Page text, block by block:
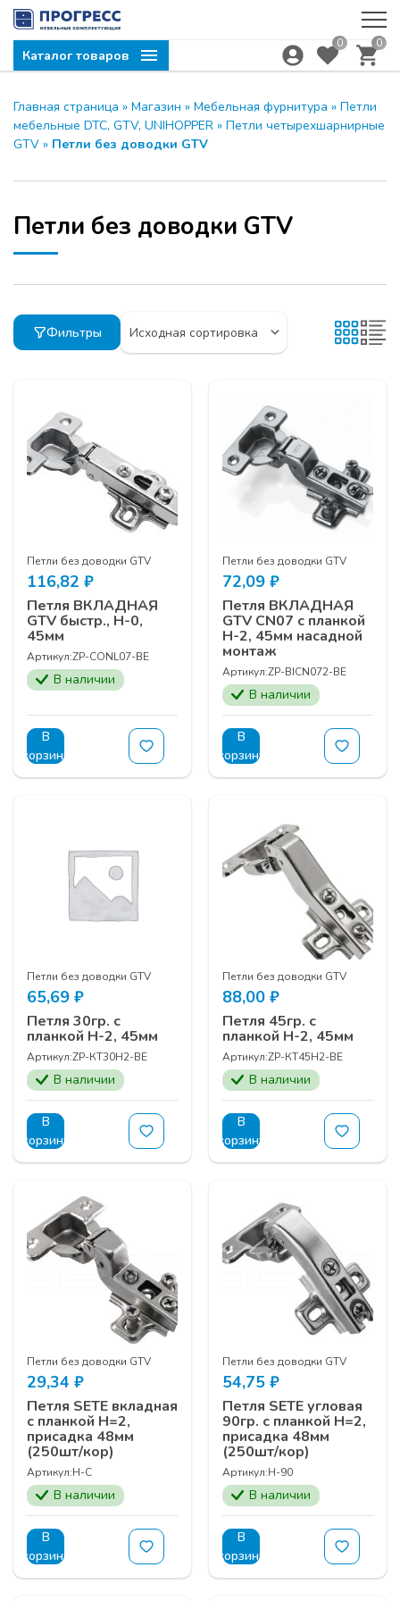
Каталог товаров
0 0
Главная страница » Магазин » Мебельная фурнитура » Петли
мебельные DTC, GTV, UNIHOPPER » Петли четырехшарнирные
GTV » Петли без доводки GTV
Петли без доводки GTV
Фильтры
Петли без доводки GTV
116,82 ₽
Петля ВКЛАДНАЯ
GTV быстр., Н-0,
45мм
Артикул:ZP-CONL07-BE
В наличии
В
корзину
Петли без доводки GTV
72,09 ₽
Петля ВКЛАДНАЯ
GTV CN07 с планкой
Н-2, 45мм насадной
монтаж
Артикул:ZP-BICN072-BE
В наличии
В
корзину
Петли без доводки GTV
65,69 ₽
Петля 30гр. с
планкой Н-2, 45мм
Артикул:ZP-КТ30Н2-BE
В наличии
В
корзину
Петли без доводки GTV
88,00 ₽
Петля 45гр. с
планкой Н-2, 45мм
Артикул:ZP-КТ45Н2-BE
В наличии
В
корзину
Петли без доводки GTV
29,34 ₽
Петля SETE вкладная
с планкой Н=2,
присадка 48мм
(250шт/кор)
Артикул:H-С
В наличии
В
корзину
Петли без доводки GTV
54,75 ₽
Петля SETE угловая
90гр. с планкой Н=2,
присадка 48мм
(250шт/кор)
Артикул:H-90
В наличии
В
корзину